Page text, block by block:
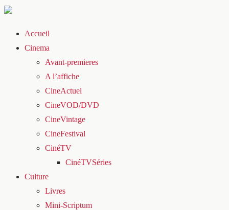
Accueil
Cinema
Avant-premieres
A l’affiche
CineActuel
CineVOD/DVD
CineVintage
CineFestival
CinéTV
CinéTVSéries
Culture
Livres
Mini-Scriptum